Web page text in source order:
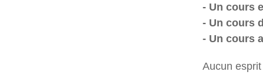
- Un cours
- Un cours
- Un cours
Aucun